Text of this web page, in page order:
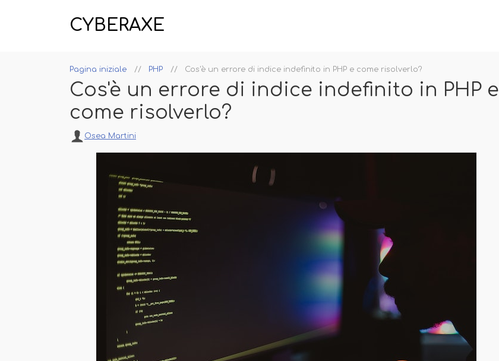
CYBERAXE
Pagina iniziale PHP Cos'è un errore di indice indefinito in PHP e come risolverlo?
Cos'è un errore di indice indefinito in PHP e
come risolverlo?
Osea Martini